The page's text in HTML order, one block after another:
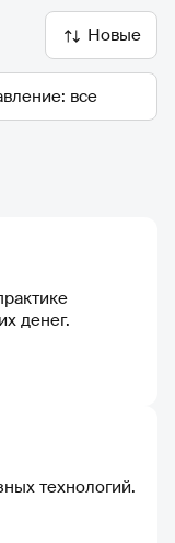
Новые
денег.
технологий.